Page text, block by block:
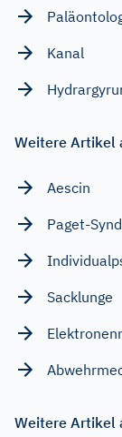
Kanal
Weitere Artikel
Aescin
Paget-
Sacklunge
Weitere Artikel